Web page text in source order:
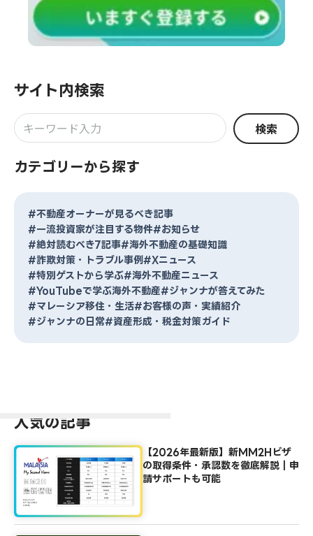
サイト内検索
検索
カテゴリーから探す
#不動産オーナーが見るべき記事
#一流投資家が注目する物件#お知らせ
#絶対読むべき7記事#海外不動産の基礎知識
#詐欺対策・トラブル事例 #Xニュース
#特別ゲストから学ぶ#海外不動産ニュース
#YouTubeで学ぶ海外不動産#ジャンナが答えてみた
#マレーシア移住・生活#お客様の声・実績紹介
#ジャンナの日常#資産形成・税金対策ガイド
人気の記事
【2026年最新版】新MM2Hビザ
の取得条件・承認数を徹底解説｜申
請サポートも可能